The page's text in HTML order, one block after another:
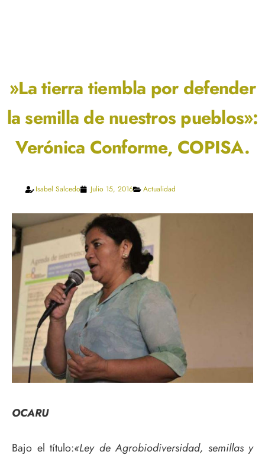
»La tierra tiembla por defender
la semilla de nuestros pueblos»:
Verónica Conforme, COPISA.
Isabel Salcedo Julio 15, 2016 Actualidad
OCARU
Bajo el título:«Ley de Agrobiodiversidad, semillas y